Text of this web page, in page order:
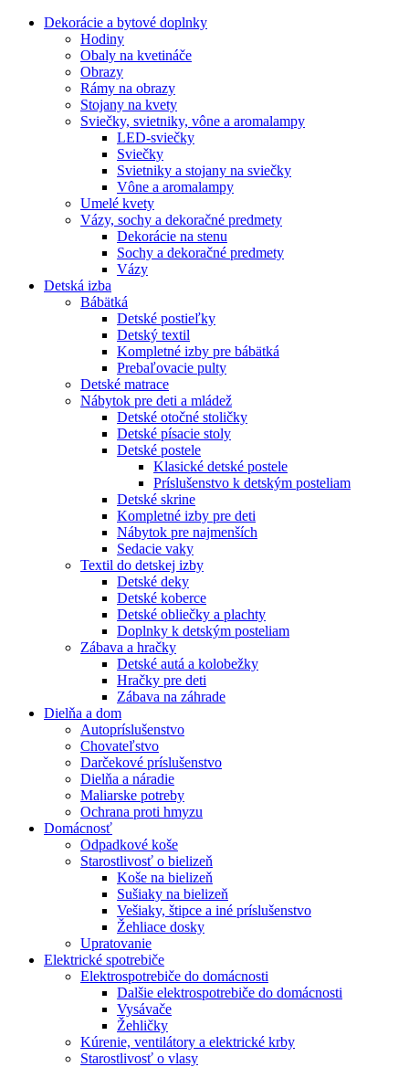
Dekorácie a bytové doplnky
Hodiny
Obaly na kvetináče
Obrazy
Rámy na obrazy
Stojany na kvety
Sviečky, svietniky, vône a aromalampy
LED-sviečky
Sviečky
Svietniky a stojany na sviečky
Vône a aromalampy
Umelé kvety
Vázy, sochy a dekoračné predmety
Dekorácie na stenu
Sochy a dekoračné predmety
Vázy
Detská izba
Bábätká
Detské postieľky
Detský textil
Kompletné izby pre bábätká
Prebaľovacie pulty
Detské matrace
Nábytok pre deti a mládež
Detské otočné stoličky
Detské písacie stoly
Detské postele
Klasické detské postele
Príslušenstvo k detským posteliam
Detské skrine
Kompletné izby pre deti
Nábytok pre najmenších
Sedacie vaky
Textil do detskej izby
Detské deky
Detské koberce
Detské obliečky a plachty
Doplnky k detským posteliam
Zábava a hračky
Detské autá a kolobežky
Hračky pre deti
Zábava na záhrade
Dielňa a dom
Autopríslušenstvo
Chovateľstvo
Darčekové príslušenstvo
Dielňa a náradie
Maliarske potreby
Ochrana proti hmyzu
Domácnosť
Odpadkové koše
Starostlivosť o bielizeň
Koše na bielizeň
Sušiaky na bielizeň
Vešiaky, štipce a iné príslušenstvo
Žehliace dosky
Upratovanie
Elektrické spotrebiče
Elektrospotrebiče do domácnosti
Dalšie elektrospotrebiče do domácnosti
Vysávače
Žehličky
Kúrenie, ventilátory a elektrické krby
Starostlivosť o vlasy